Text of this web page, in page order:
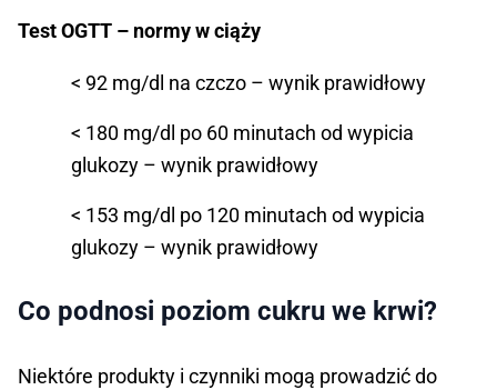
Test OGTT – normy w ciąży
< 92 mg/dl na czczo – wynik prawidłowy
< 180 mg/dl po 60 minutach od wypicia
glukozy – wynik prawidłowy
< 153 mg/dl po 120 minutach od wypicia
glukozy – wynik prawidłowy
Co podnosi poziom cukru we krwi?
Niektóre produkty i czynniki mogą prowadzić do